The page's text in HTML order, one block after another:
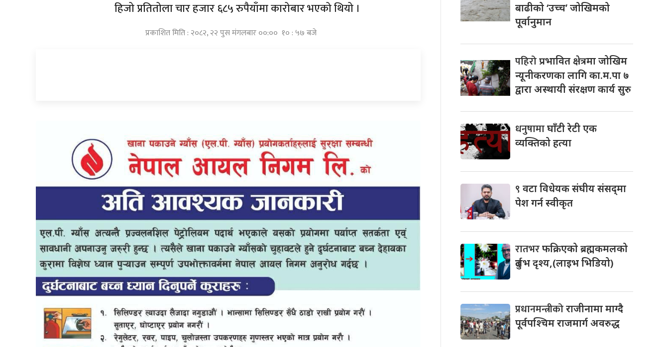
हिजो प्रतितोला चार हजार ६८५ रुपैयाँमा कारोबार भएको थियो ।
प्रकाशित मिति : २०८२, २२ पुस मंगलबार ००:०० १० : ५७ बजे
बाढीको ‘उच्च’ जोखिमको
पूर्वानुमान
पहिरोप्रभावित क्षेत्रमा जोखिम
न्यूनीकरणका लागि का.म.पा ७
द्वारा अस्थायी संरक्षण कार्य सुरु
धनुषामाघाँटी रेटी एक
व्यक्तिको हत्या
९वटा विधेयक संघीय संसद्‌मा
पेश गर्न स्वीकृत
रातभरफक्रिएको ब्रह्मकमलको
दुर्लभ दृश्य,(लाइभ भिडियो)
प्रधानमन्त्रीकोराजीनामा माग्दै
पूर्वपश्चिम राजमार्ग अवरुद्ध